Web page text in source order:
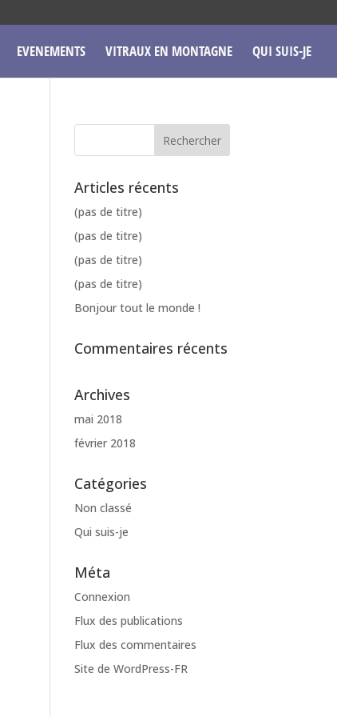
EVENEMENTS VITRAUX EN MONTAGNE QUI SUIS-JE
Articles récents
(pas de titre)
(pas de titre)
(pas de titre)
(pas de titre)
Bonjour tout le monde !
Commentaires récents
Archives
mai 2018
février 2018
Catégories
Non classé
Qui suis-je
Méta
Connexion
Flux des publications
Flux des commentaires
Site de WordPress-FR